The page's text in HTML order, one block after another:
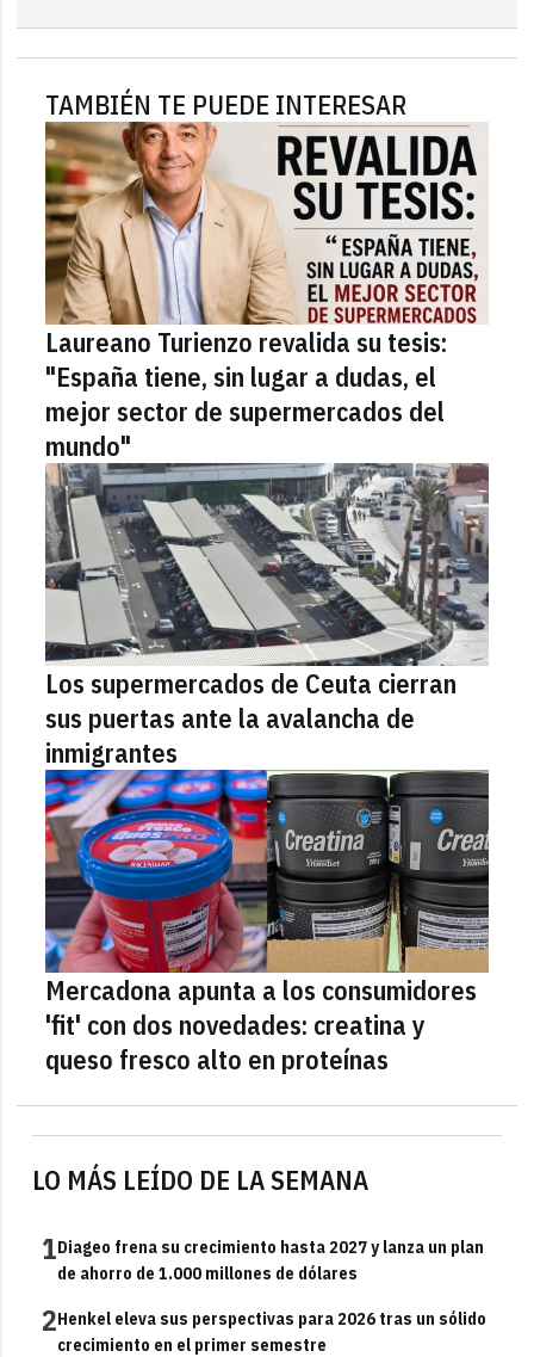
LO MÁS LEÍDO DE LA SEMANA
1Diageo frena su crecimiento hasta 2027 y lanza un plan
de ahorro de 1.000 millones de dólares
2Henkel eleva sus perspectivas para 2026 tras un sólido
crecimiento en el primer semestre
TAMBIÉN TE PUEDE INTERESAR
Laureano Turienzo revalida su tesis:
"España tiene, sin lugar a dudas, el
mejor sector de supermercados del
mundo"
Los supermercados de Ceuta cierran
sus puertas ante la avalancha de
inmigrantes
Mercadona apunta a los consumidores
'fit' con dos novedades: creatina y
queso fresco alto en proteínas